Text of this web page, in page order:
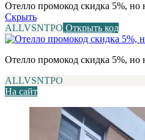
Отелло промокод скидка 5%, но
Скрыть
ALLVSNTPO Открыть код
Отелло промокод скидка 5%, но
ALLVSNTPO
На сайт